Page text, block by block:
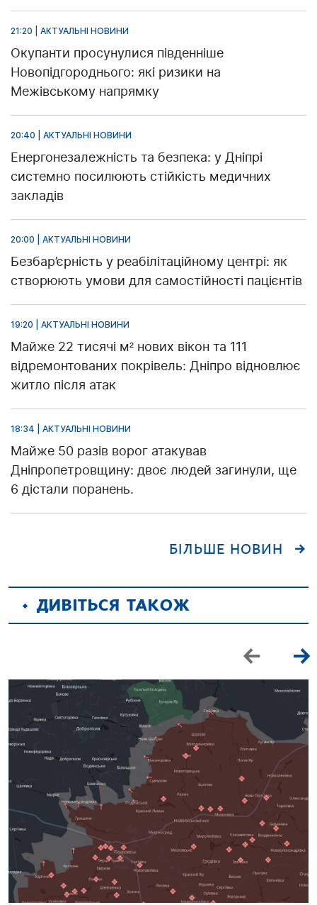
21:20 | АКТУАЛЬНІ НОВИНИ
Окупанти просунулися південніше
Новопідгороднього: які ризики на
Межівському напрямку
20:40 | АКТУАЛЬНІ НОВИНИ
Енергонезалежність та безпека: у Дніпрі
системно посилюють стійкість медичних
закладів
20:00 | АКТУАЛЬНІ НОВИНИ
Безбар’єрність у реабілітаційному центрі: як
створюють умови для самостійності пацієнтів
19:20 | АКТУАЛЬНІ НОВИНИ
Майже 22 тисячі м² нових вікон та 111
відремонтованих покрівель: Дніпро відновлює
житло після атак
18:34 | АКТУАЛЬНІ НОВИНИ
Майже 50 разів ворог атакував
Дніпропетровщину: двоє людей загинули, ще
6 дістали поранень.
БІЛЬШЕ НОВИН
ДИВІТЬСЯ ТАКОЖ